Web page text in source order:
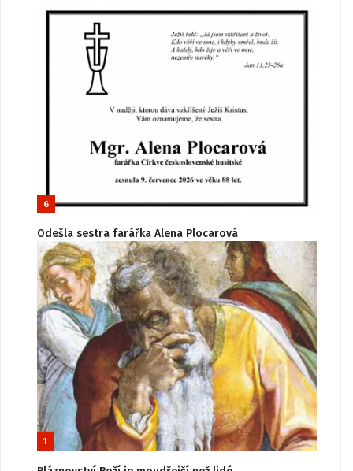
6
Odešla sestra farářka Alena Plocarová
1